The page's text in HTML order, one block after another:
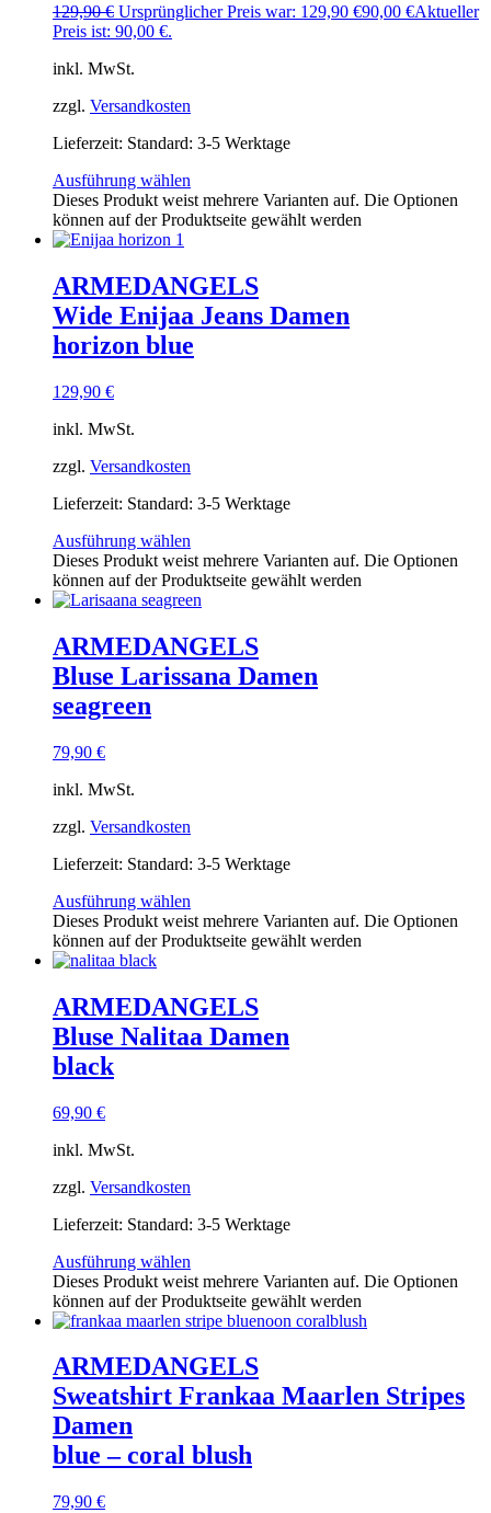
129,90€ Ursprünglicher Preis war: 129,90 €90,00 €Aktueller
Preis ist: 90,00 €.
inkl. MwSt.
zzgl. Versandkosten
Lieferzeit: Standard: 3-5 Werktage
Ausführung wählen
Dieses Produkt weist mehrere Varianten auf. Die Optionen
können auf der Produktseite gewählt werden
ARMEDANGELS
Wide Enijaa Jeans Damen
horizon blue
129,90 €
inkl. MwSt.
zzgl. Versandkosten
Lieferzeit: Standard: 3-5 Werktage
Ausführung wählen
Dieses Produkt weist mehrere Varianten auf. Die Optionen
können auf der Produktseite gewählt werden
ARMEDANGELS
Bluse Larissana Damen
seagreen
79,90 €
inkl. MwSt.
zzgl. Versandkosten
Lieferzeit: Standard: 3-5 Werktage
Ausführung wählen
Dieses Produkt weist mehrere Varianten auf. Die Optionen
können auf der Produktseite gewählt werden
ARMEDANGELS
Bluse Nalitaa Damen
black
69,90 €
inkl. MwSt.
zzgl. Versandkosten
Lieferzeit: Standard: 3-5 Werktage
Ausführung wählen
Dieses Produkt weist mehrere Varianten auf. Die Optionen
können auf der Produktseite gewählt werden
ARMEDANGELS
Sweatshirt Frankaa Maarlen Stripes
Damen
blue – coral blush
79,90 €